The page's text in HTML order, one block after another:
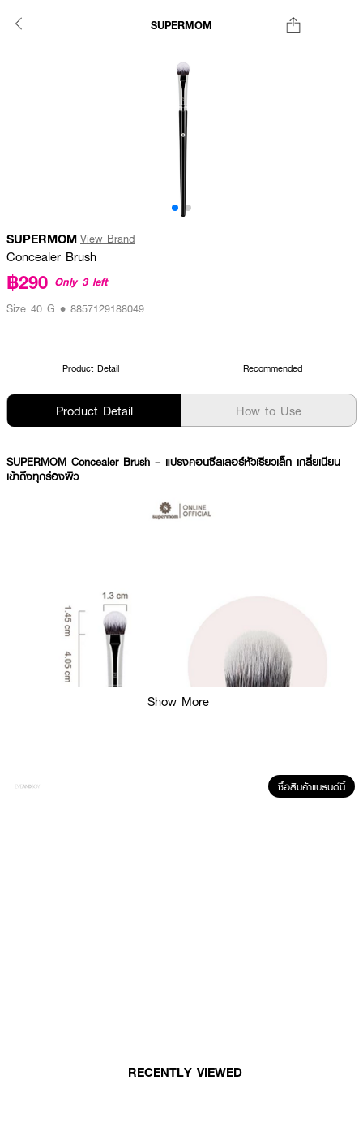
SUPERMOM
SUPERMOM View Brand
Concealer Brush
฿290 Only 3 left
Size 40 G • 8857129188049
Product Detail Recommended
Product Detail How to Use
SUPERMOM Concealer Brush – แปรงคอนซีลเลอร์หัวเรียวเล็ก เกลี่ยเนียน
เข้าถึงทุกร่องผิว
● แปรงคอนซีลเลอร์ ซุปเปอร์มัม
Show More
ซื้อสินค้าแบรนด์นี้
RECENTLY VIEWED